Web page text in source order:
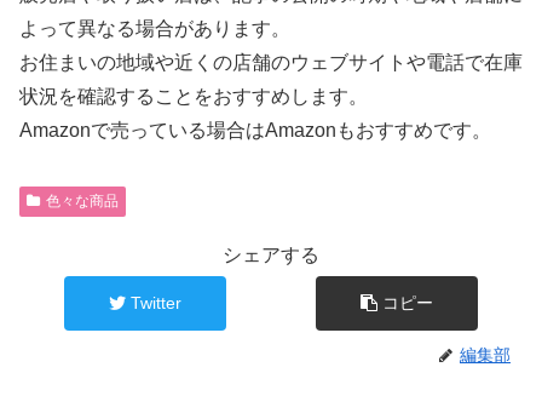
よって異なる場合があります。
お住まいの地域や近くの店舗のウェブサイトや電話で在庫
状況を確認することをおすすめします。
Amazonで売っている場合はAmazonもおすすめです。
色々な商品
シェアする
Twitter コピー
編集部